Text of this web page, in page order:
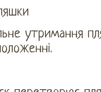
утримання